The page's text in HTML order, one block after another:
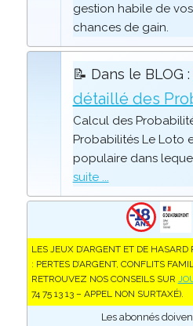
gestion habile de
chances de gain.
📝 Dans le BLOG :
détaillé des
Calcul des
Probabilités Le Loto
populaire dans
suite ...
LES JEUX D’ARGENT ET DE
: PERTES D’ARGENT, CONFLITS
RETROUVEZ NOS CONSEILS SUR
74 75 13 13 – APPEL NON SURTAXÉ).
Les abonnés